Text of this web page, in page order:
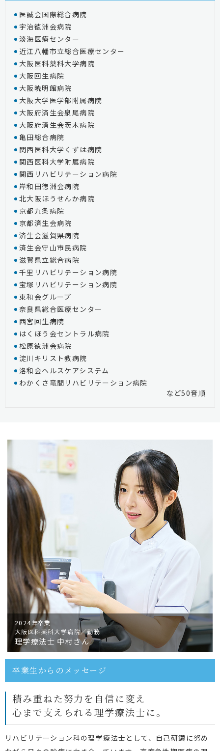
医誠会国際総合病院
宇治徳洲会病院
淡海医療センター
近江八幡市立総合医療センター
大阪医科薬科大学病院
大阪回生病院
大阪暁明館病院
大阪大学医学部附属病院
大阪府済生会泉尾病院
大阪府済生会茨木病院
亀田総合病院
関西医科大学くずは病院
関西医科大学附属病院
関西リハビリテーション病院
岸和田徳洲会病院
北大阪ほうせんか病院
京都九条病院
京都済生会病院
済生会滋賀県病院
済生会守山市民病院
滋賀県立総合病院
千里リハビリテーション病院
宝塚リハビリテーション病院
東和会グループ
奈良県総合医療センター
西宮回生病院
はくほう会セントラル病院
松原徳洲会病院
淀川キリスト教病院
洛和会ヘルスケアシステム
わかくさ竜間リハビリテーション病院
など50音順
2024年卒業
大阪医科薬科大学病院／勤務
理学療法士 中村さん
卒業生からのメッセージ
積み重ねた努力を自信に変え
心まで支えられる理学療法士に。
リハビリテーション科の理学療法士として、自己研鑽に努め